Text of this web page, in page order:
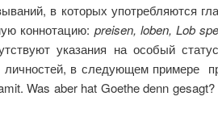
в которых употребляются
коннотацию: preisen, loben, Lob
указания на особый
в следующем примере
Was aber hat Goethe denn